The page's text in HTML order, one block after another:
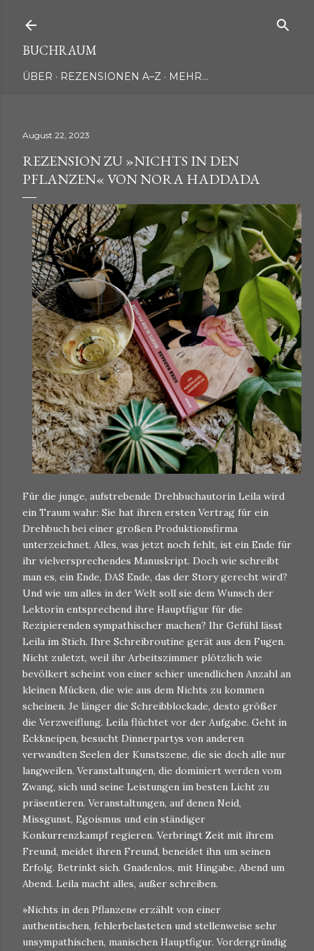
BUCHRAUM
ÜBER REZENSIONEN A–Z MEHR…
August 22, 2023
REZENSION ZU »NICHTS IN DEN
PFLANZEN« VON NORA HADDADA
Für die junge, aufstrebende Drehbuchautorin Leila wird
ein Traum wahr: Sie hat ihren ersten Vertrag für ein
Drehbuch bei einer großen Produktionsfirma
unterzeichnet. Alles, was jetzt noch fehlt, ist ein Ende für
ihr vielversprechendes Manuskript. Doch wie schreibt
man es, ein Ende, DAS Ende, das der Story gerecht wird?
Und wie um alles in der Welt soll sie dem Wunsch der
Lektorin entsprechend ihre Hauptfigur für die
Rezipierenden sympathischer machen? Ihr Gefühl lässt
Leila im Stich. Ihre Schreibroutine gerät aus den Fugen.
Nicht zuletzt, weil ihr Arbeitszimmer plötzlich wie
bevölkert scheint von einer schier unendlichen Anzahl an
kleinen Mücken, die wie aus dem Nichts zu kommen
scheinen. Je länger die Schreibblockade, desto größer
die Verzweiflung. Leila flüchtet vor der Aufgabe. Geht in
Eckkneipen, besucht Dinnerpartys von anderen
verwandten Seelen der Kunstszene, die sie doch alle nur
langweilen. Veranstaltungen, die dominiert werden vom
Zwang, sich und seine Leistungen im besten Licht zu
präsentieren. Veranstaltungen, auf denen Neid,
Missgunst, Egoismus und ein ständiger
Konkurrenzkampf regieren. Verbringt Zeit mit ihrem
Freund, meidet ihren Freund, beneidet ihn um seinen
Erfolg. Betrinkt sich. Gnadenlos, mit Hingabe, Abend um
Abend. Leila macht alles, außer schreiben.
»Nichts in den Pflanzen« erzählt von einer
authentischen, fehlerbelasteten und stellenweise sehr
unsympathischen, manischen Hauptfigur. Vordergründig